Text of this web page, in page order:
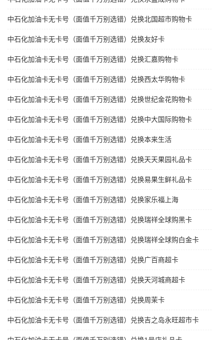
中石化加油卡无卡号（面值千万别选错）兑换北国超市购物卡
中石化加油卡无卡号（面值千万别选错）兑换友好卡
中石化加油卡无卡号（面值千万别选错）兑换汇嘉购物卡
中石化加油卡无卡号（面值千万别选错）兑换西太华购物卡
中石化加油卡无卡号（面值千万别选错）兑换世纪金花购物卡
中石化加油卡无卡号（面值千万别选错）兑换中大国际购物卡
中石化加油卡无卡号（面值千万别选错）兑换本来生活
中石化加油卡无卡号（面值千万别选错）兑换天天果园礼品卡
中石化加油卡无卡号（面值千万别选错）兑换易果生鲜礼品卡
中石化加油卡无卡号（面值千万别选错）兑换家乐福上海
中石化加油卡无卡号（面值千万别选错）兑换瑞祥全球购黑卡
中石化加油卡无卡号（面值千万别选错）兑换瑞祥全球购白金卡
中石化加油卡无卡号（面值千万别选错）兑换广百商超卡
中石化加油卡无卡号（面值千万别选错）兑换天河城商超卡
中石化加油卡无卡号（面值千万别选错）兑换周茉卡
中石化加油卡无卡号（面值千万别选错）兑换吉之岛永旺超市卡